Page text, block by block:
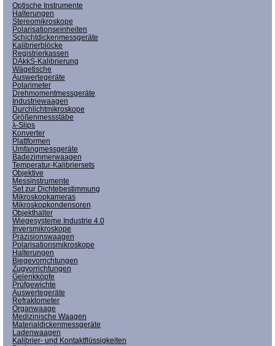
Optische Instrumente
Halterungen
Stereomikroskope
Polarisationseinheiten
Schichtdickenmessgeräte
Kalibrierblöcke
Registrierkassen
DAkkS-Kalibrierung
Wägetische
Auswertegeräte
Polarimeter
Drehmomentmessgeräte
Industriewaagen
Durchlichtmikroskope
Größenmessstäbe
λ-Slips
Konverter
Plattformen
Umfangmessgeräte
Badezimmerwaagen
Temperatur-Kalibriersets
Objektive
Messinstrumente
Set zur Dichtebestimmung
Mikroskopkameras
Mikroskopkondensoren
Objekthalter
Wiegesysteme Industrie 4.0
Inversmikroskope
Präzisionswaagen
Polarisationsmikroskope
Halterungen
Biegevorrichtungen
Zugvorrichtungen
Gelenkköpfe
Prüfgewichte
Auswertegeräte
Refraktometer
Organwaage
Medizinische Waagen
Materialdickenmessgeräte
Ladenwaagen
Kalibrier- und Kontaktflüssigkeiten